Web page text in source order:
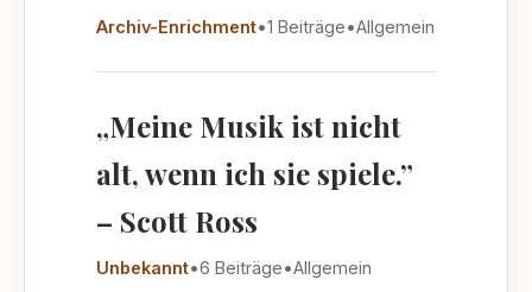
Archiv-Enrichment•1 Beiträge•Allgemein
„Meine Musik ist nicht
alt, wenn ich sie spiele.”
– Scott Ross
Unbekannt•6 Beiträge•Allgemein